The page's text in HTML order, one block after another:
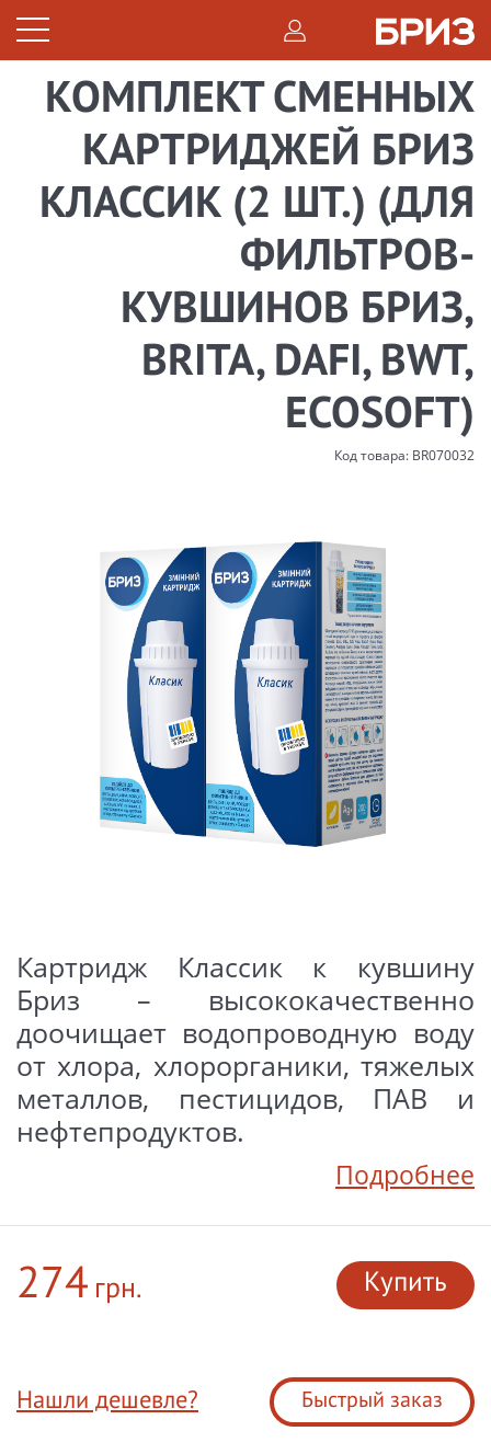
КОМПЛЕКТ СМЕННЫХ
КАРТРИДЖЕЙ БРИЗ
КЛАССИК (2 ШТ.) (ДЛЯ
ФИЛЬТРОВ-
КУВШИНОВ БРИЗ,
BRITA, DAFI, BWT,
ECOSOFT)
Код товара: BR070032
Картридж Классик к кувшину
Бриз – высококачественно
доочищает водопроводную воду
от хлора, хлорорганики, тяжелых
металлов, пестицидов, ПАВ и
нефтепродуктов.
Подробнее
274 грн. Купить
Нашли дешевле? Быстрый заказ